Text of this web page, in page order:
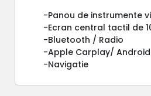
-Panou de instrumente
-Ecran central tactil de
-Bluetooth / Radio
-Apple Carplay/
-Navigatie